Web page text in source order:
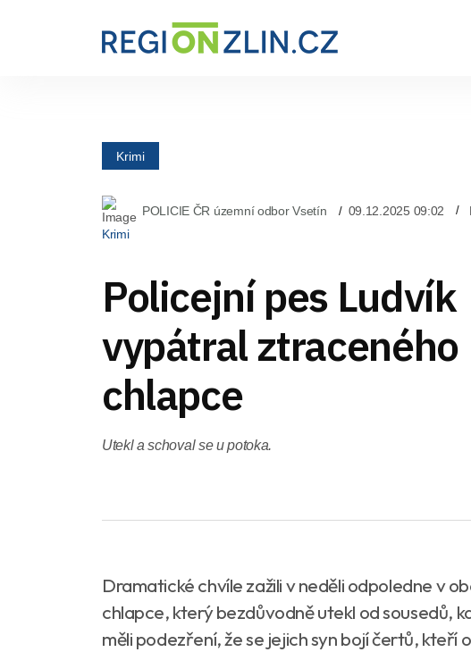
Krimi
POLICIE ČR územní odbor Vsetín 09.12.2025 09:02
Krimi
Policejní pes Ludvík
vypátral ztraceného
chlapce
Utekl a schoval se u potoka.
Dramatické chvíle zažili v neděli odpoledne v
chlapce, který bezdůvodně utekl od sousedů,
měli podezření, že se jejich syn bojí čertů, kteří